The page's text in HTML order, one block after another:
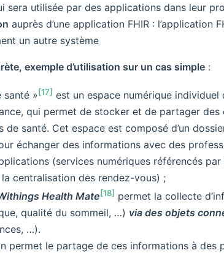
sera utilisée par des applications dans leur
auprès d’une application FHIR : l’application
un autre système
exemple d’utilisation sur un cas simple :
santé » [17] est un espace numérique
qui permet de stocker et de partager des
de santé. Cet espace est composé d’un
échanger des informations avec des
(services numériques référencés par
centralisation des rendez-vous) ;
Health Mate [18] permet la collecte
qualité du sommeil, …) via des objets
…).
permet le partage de ces informations à des